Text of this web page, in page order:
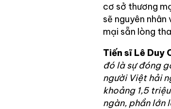
cơ sở thương
sẽ nguyên
mại sẵn lòng
Tiến sĩ Lê Duy
đó là sự đóng
người Việt hải
khoảng 1,5
ngàn, phần lớn